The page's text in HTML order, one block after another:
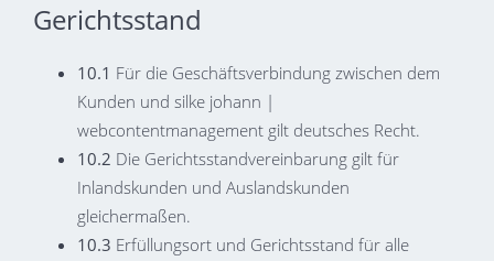
Gerichtsstand
10.1 Für die Geschäftsverbindung zwischen dem
Kunden und silke johann |
webcontentmanagement gilt deutsches Recht.
10.2 Die Gerichtsstandvereinbarung gilt für
Inlandskunden und Auslandskunden
gleichermaßen.
10.3 Erfüllungsort und Gerichtsstand für alle